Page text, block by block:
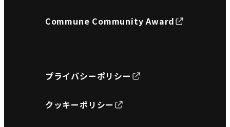
Commune Community Award
プライバシーポリシー
クッキーポリシー